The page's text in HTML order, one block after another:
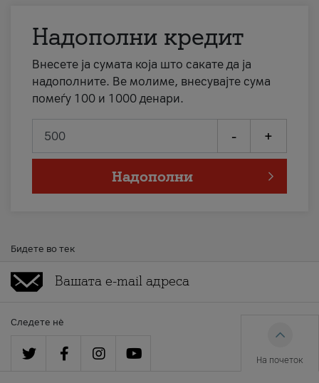
Надополни кредит
Внесете ја сумата која што сакате да ја
надополните. Ве молиме, внесувајте сума
помеѓу 100 и 1000 денари.
- +
Надополни
Бидете во тек
Следете нè
На почеток